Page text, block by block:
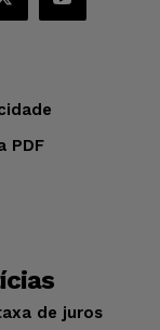
PDF
de juros